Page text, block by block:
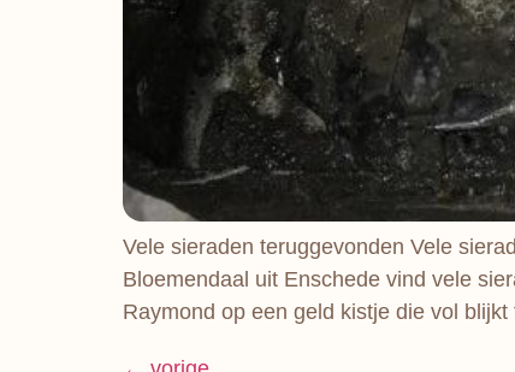
Vele sieraden teruggevonden Vele
Bloemendaal uit Enschede vind vele
Raymond op een geld kistje die vol